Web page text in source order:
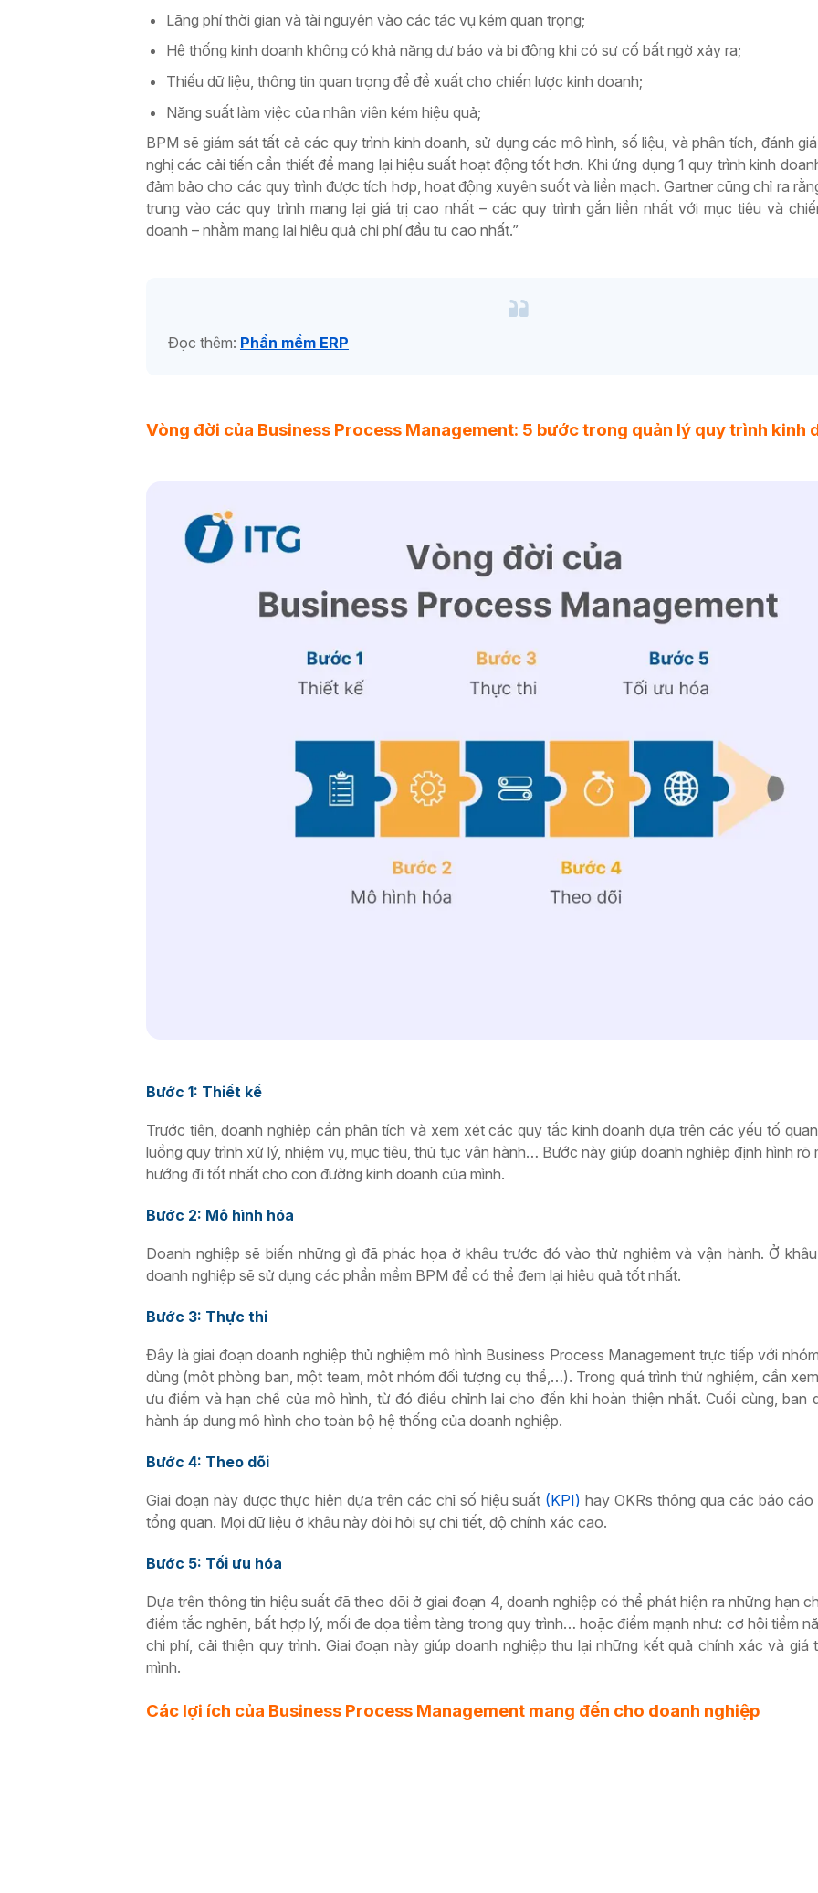
Lãng phí thời gian và tài nguyên vào các tác vụ kém quan trọng;
Hệ thống kinh doanh không có khả năng dự báo và bị động khi có sự cố bất ngờ xảy ra;
Thiếu dữ liệu, thông tin quan trọng để đề xuất cho chiến lược kinh doanh;
Năng suất làm việc của nhân viên kém hiệu quả;
BPM sẽ giám sát tất cả các quy trình kinh doanh, sử dụng các mô hình, số liệu, và phân tích, đánh
nghị các cải tiến cần thiết để mang lại hiệu suất hoạt động tốt hơn. Khi ứng dụng 1 quy trình kinh
đảm bảo cho các quy trình được tích hợp, hoạt động xuyên suốt và liền mạch. Gartner cũng chỉ ra
trung vào các quy trình mang lại giá trị cao nhất – các quy trình gắn liền nhất với mục tiêu và
doanh – nhằm mang lại hiệu quả chi phí đầu tư cao nhất.”
Đọc thêm: Phần mềm ERP
Vòng đời của Business Process Management: 5 bước trong quản lý quy trình kinh
Bước 1: Thiết kế
Trước tiên, doanh nghiệp cần phân tích và xem xét các quy tắc kinh doanh dựa trên các yếu tố
luồng quy trình xử lý, nhiệm vụ, mục tiêu, thủ tục vận hành… Bước này giúp doanh nghiệp định hình rõ
hướng đi tốt nhất cho con đường kinh doanh của mình.
Bước 2: Mô hình hóa
Doanh nghiệp sẽ biến những gì đã phác họa ở khâu trước đó vào thử nghiệm và vận hành. Ở
doanh nghiệp sẽ sử dụng các phần mềm BPM để có thể đem lại hiệu quả tốt nhất.
Bước 3: Thực thi
Đây là giai đoạn doanh nghiệp thử nghiệm mô hình Business Process Management trực tiếp với
dùng (một phòng ban, một team, một nhóm đối tượng cụ thể,…). Trong quá trình thử nghiệm, cần
ưu điểm và hạn chế của mô hình, từ đó điều chỉnh lại cho đến khi hoàn thiện nhất. Cuối cùng, ban
hành áp dụng mô hình cho toàn bộ hệ thống của doanh nghiệp.
Bước 4: Theo dõi
Giai đoạn này được thực hiện dựa trên các chỉ số hiệu suất (KPI) hay OKRs thông qua các báo cáo
tổng quan. Mọi dữ liệu ở khâu này đòi hỏi sự chi tiết, độ chính xác cao.
Bước 5: Tối ưu hóa
Dựa trên thông tin hiệu suất đã theo dõi ở giai đoạn 4, doanh nghiệp có thể phát hiện ra những hạn
điểm tắc nghẽn, bất hợp lý, mối đe dọa tiềm tàng trong quy trình… hoặc điểm mạnh như: cơ hội tiềm
chi phí, cải thiện quy trình. Giai đoạn này giúp doanh nghiệp thu lại những kết quả chính xác và giá
mình.
Các lợi ích của Business Process Management mang đến cho doanh nghiệp